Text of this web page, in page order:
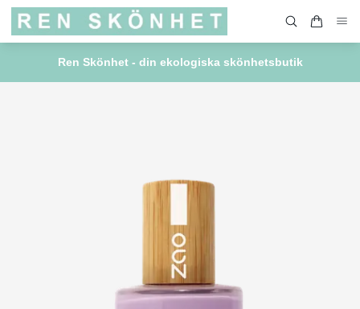
Ren Skönhet - din ekologiska skönhetsbutik